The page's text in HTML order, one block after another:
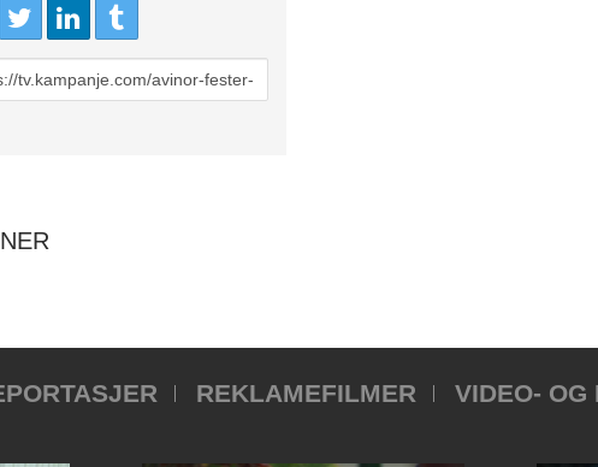
REKLAMEFILMER VIDEO- OG